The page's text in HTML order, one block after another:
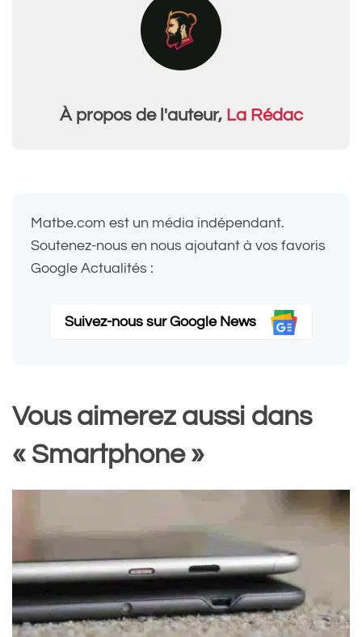
À propos de l'auteur, La Rédac
Matbe.com est un média indépendant.
Soutenez-nous en nous ajoutant à vos favoris
Google Actualités :
Suivez-nous sur Google News
Vous aimerez aussi dans
« Smartphone »